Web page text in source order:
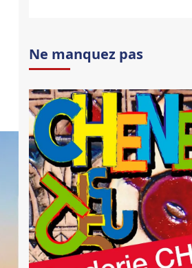
Ne manquez pas